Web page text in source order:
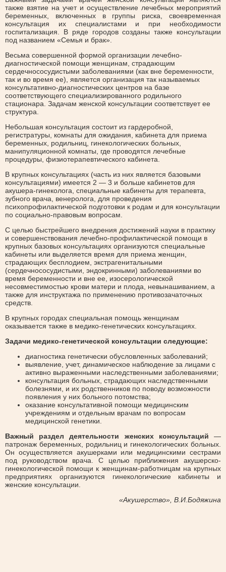
также взятие на учет и осуществление лечебных мероприятий
беременных, включенных в группы риска, своевременная
консультация их специалистами и при необходимости
госпитализация. В ряде городов созданы также консультации
под названием «Семья и брак».
Весьма совершенной формой организации лечебно-
диагностической помощи женщинам, страдающим
сердечнососудистыми заболеваниями (как вне беременности,
так и во время ее), является организация так называемых
консультативно-диагностических центров на базе
соответствующего специализированного родильного
стационара. Задачам женской консультации соответствует ее
структура.
Небольшая консультация состоит из гардеробной,
регистратуры, комнаты для ожидания, кабинета для приема
беременных, родильниц, гинекологических больных,
манипуляционной комнаты, где проводятся лечебные
процедуры, физиотерапевтического кабинета.
В крупных консультациях (часть из них является базовыми
консультациями) имеется 2 — 3 и больше кабинетов для
акушера-гинеколога, специальные кабинеты для терапевта,
зубного врача, венеролога, для проведения
психопрофилактической подготовки к родам и для консультации
по социально-правовым вопросам.
С целью быстрейшего внедрения достижений науки в практику
и совершенствования лечебно-профилактической помощи в
крупных базовых консультациях организуются специальные
кабинеты или выделяется время для приема женщин,
страдающих бесплодием, экстрагенитальными
(сердечнососудистыми, эндокринными) заболеваниями во
время беременности и вне ее, изосерологической
несовместимостью крови матери и плода, невынашиванием, а
также для инструктажа по применению противозачаточных
средств.
В крупных городах специальная помощь женщинам
оказывается также в медико-генетических консультациях.
Задачи медико-генетической консультации следующие:
диагностика генетически обусловленных заболеваний;
выявление, учет, динамическое наблюдение за лицами с
активно выраженными наследственными заболеваниями;
консультация больных, страдающих наследственными
болезнями, и их родственников по поводу возможности
появления у них больного потомства;
оказание консультативной помощи медицинским
учреждениям и отдельным врачам по вопросам
медицинской генетики.
Важный раздел деятельности женских консультаций —
патронаж беременных, родильниц и гинекологических больных.
Он осуществляется акушерками или медицинскими сестрами
под руководством врача. С целью приближения акушерско-
гинекологической помощи к женщинам-работницам на крупных
предприятиях организуются гинекологические кабинеты и
женские консультации.
«Акушерство», В.И.Бодяжина